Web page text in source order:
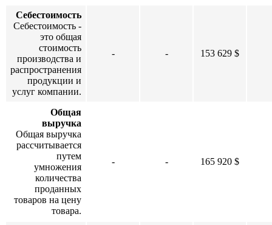
Себестоимость
Себестоимость -
это общая
стоимость
производства и
распространения
продукции и
услуг компании.
- - 153 629 $
Общая
выручка
Общая выручка
рассчитывается
путем
умножения
количества
проданных
товаров на цену
товара.
- - 165 920 $